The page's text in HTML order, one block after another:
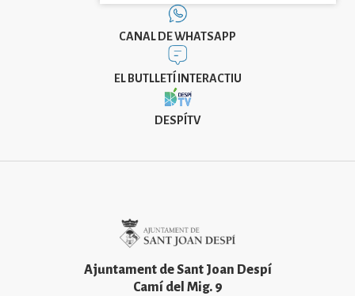
CANAL DE WHATSAPP
EL BUTLLETÍ INTERACTIU
DESPÍTV
Ajuntament de Sant Joan Despí
Camí del Mig. 9